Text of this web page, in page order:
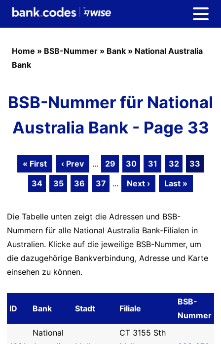
Home » BSB-Nummer » Bank » National Australia
Bank
BSB-Nummer für National
Australia Bank - Page 33
« First ‹ Prev ... 29 30 31 32
33
34
35 36 37 ... Next › Last »
Die Tabelle unten zeigt die Adressen und BSB-
Nummern für alle National Australia Bank-Filialen in
Australien. Klicke auf die jeweilige BSB-Nummer, um
die dazugehörige Bankverbindung, Adresse und Karte
einsehen zu können.
ID Bank Stadt Filiale
BSB-
Nummer
National
CT 3155 Sth